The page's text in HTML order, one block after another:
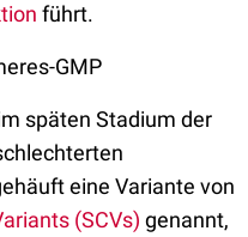
führt.
GMP
späten Stadium der
eine Variante von
(SCVs) genannt,